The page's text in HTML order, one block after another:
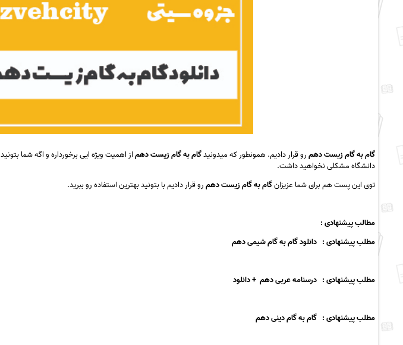
گام به گام زیست دهمرو قرار دادیم. همونطور که میدونیدگام به گام زیست دهماز اهمیت ویژه ایی برخورداره و اگه شما بتونید
دانشگاه مشکلی نخواهید داشت.
توی این پست هم برای شما عزیزانگام به گام زیست دهمرو قرار دادیم با بتونید بهترین استفاده رو ببرید.
مطالب پیشنهادی:
مطلب پیشنهادی : دانلود گام به گام شیمی دهم
مطلب پیشنهادی : درسنامه عربی دهم + دانلود
مطلب پیشنهادی : گام به گام دینی دهم